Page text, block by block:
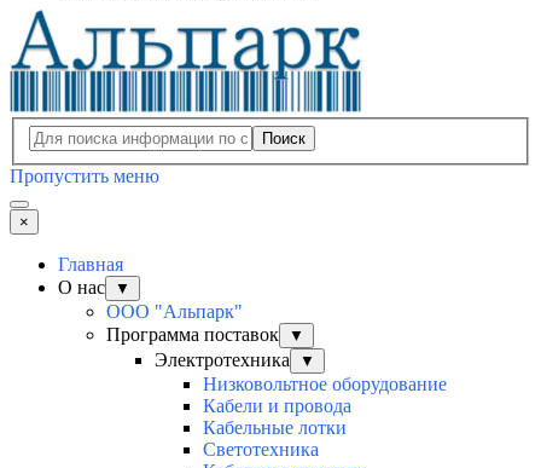
Поиск
Пропустить меню
×
Главная
О нас
▼
ООО "Альпарк"
Программа поставок
▼
Электротехника ▼
Низковольтное оборудование
Кабели и провода
Кабельные лотки
Светотехника